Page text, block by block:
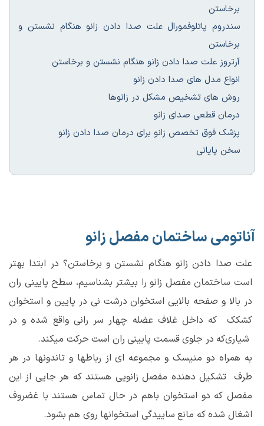
برخاستن
سندروم پاتلوفمورال علت صدا دادن زانو هنگام نشستن و
برخاستن
آرتروز علت صدا دادن زانو هنگام نشستن و برخاستن
انواع مدل های صدا دادن زانو
روش های تشخیص مشکل در زانوها
درمان قطعی صدای زانو
پزشک فوق تخصص زانو برای درمان صدا دادن زانو
سخن پایانی
آناتومی ساختمان مفصل زانو
علت صدا دادن زانو هنگام نشستن و برخاستن؟ در ابتدا بهتر
است ساختمان مفصل زانو را بیشتر بشناسیم، سطح پایینی ران
در بالا و صفحه بالایی استخوان درشت نی در پایین و استخوان
‌کشکک که داخل غلاف عضله چهار سر رانی واقع شده و در
شیاری‌که در جلوی قسمت پایینی ران است حرکت میکند.
به همراه دو منیسک و مجموعه ای از رباطها و تاندونها در هر
طرف تشکیل دهنده مفصل زانویی هستند که هر جایی از این
مفصل که دو استخوان باهم در حال تماس هستند با غضروف
اشغال شده که مانع ساییدگی استخوانها روی هم بشود.